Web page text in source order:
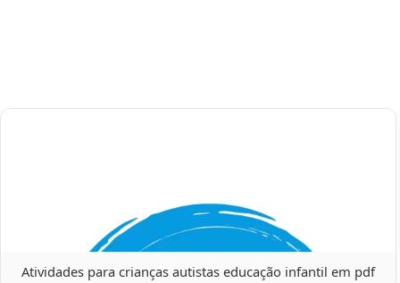
Atividades para crianças autistas educação infantil em pdf